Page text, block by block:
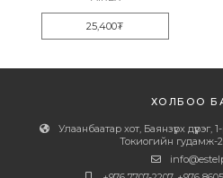
25,400₮
ХОЛБОО
Улаанбаатар хот, Баянзүрх дүүрэг,
Токиогийн гудамж-